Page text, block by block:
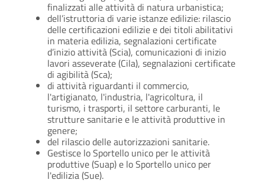
finalizzati alle attività di natura urbanistica;
dell’istruttoria di varie istanze edilizie: rilascio
delle certificazioni edilizie e dei titoli abilitativi
in materia edilizia, segnalazioni certificate
d’inizio attività (Scia), comunicazioni di inizio
lavori asseverate (Cila), segnalazioni certificate
di agibilità (Sca);
di attività riguardanti il commercio,
l'artigianato, l'industria, l'agricoltura, il
turismo, i trasporti, il settore carburanti, le
strutture sanitarie e le attività produttive in
genere;
del rilascio delle autorizzazioni sanitarie.
Gestisce lo Sportello unico per le attività
produttive (Suap) e lo Sportello unico per
l'edilizia (Sue).